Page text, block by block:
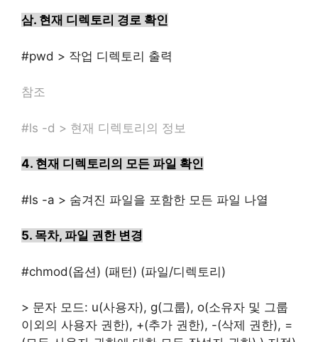
삼. 현재 디렉토리 경로 확인
#pwd > 작업 디렉토리 출력
참조
#ls -d > 현재 디렉토리의 정보
4. 현재 디렉토리의 모든 파일 확인
#ls -a > 숨겨진 파일을 포함한 모든 파일 나열
5. 목차, 파일 권한 변경
#chmod(옵션) (패턴) (파일/디렉토리)
> 문자 모드: u(사용자), g(그룹), o(소유자 및 그룹
이외의 사용자 권한), +(추가 권한), -(삭제 권한), =